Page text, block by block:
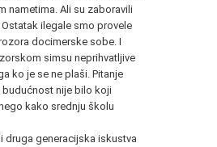
nametima. Ali su zaboravili
ilegale smo provele
docimerske sobe. I
simsu neprihvatljive
ko je se ne plaši. Pitanje
budućnost nije bilo koji
kako srednju školu
druga generacijska iskustva